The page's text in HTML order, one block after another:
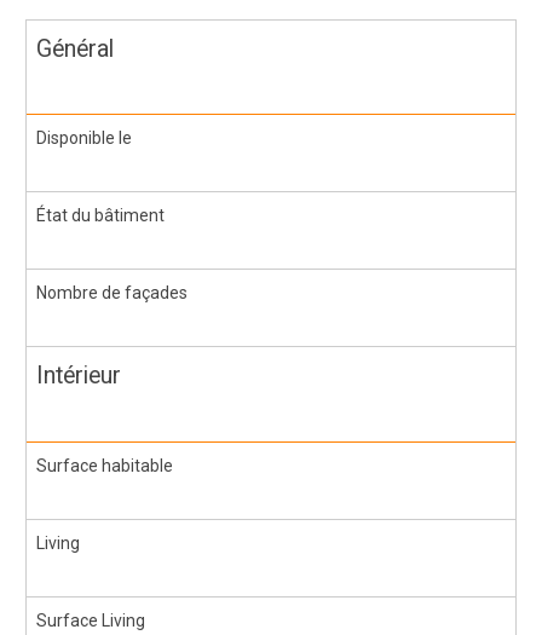
Général
Disponible le
État du bâtiment
Nombre de façades
Intérieur
Surface habitable
Living
Surface Living